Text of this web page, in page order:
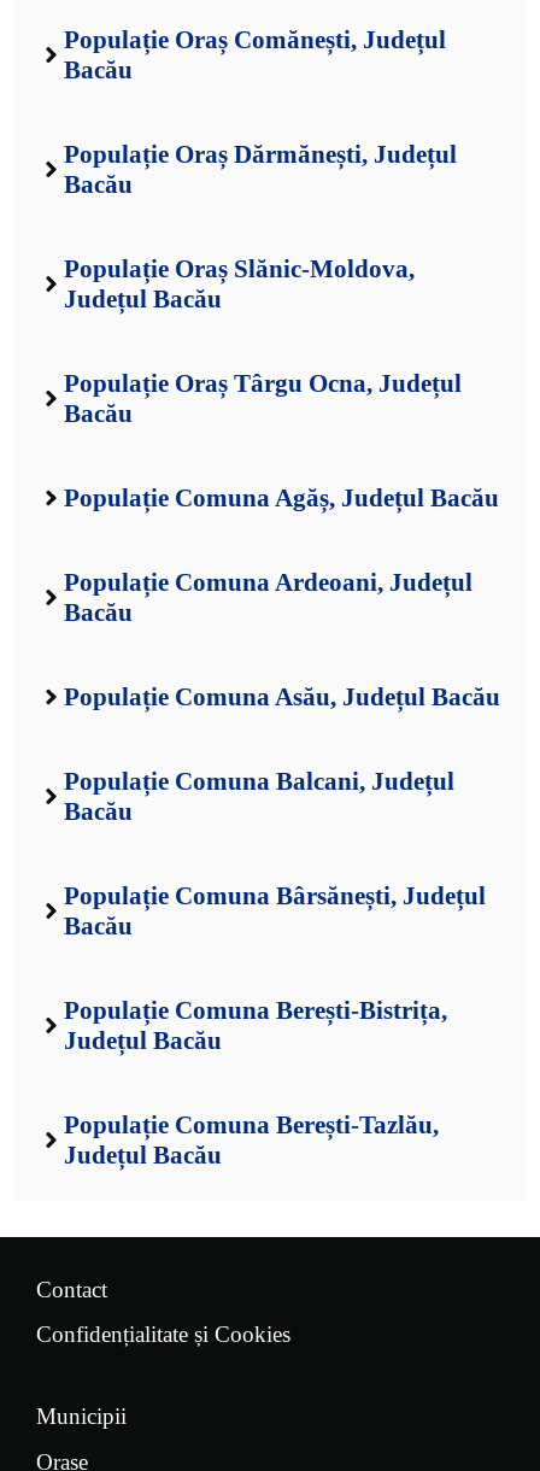
Populație Oraș Comănești, Județul
Bacău
Populație Oraș Dărmănești, Județul
Bacău
Populație Oraș Slănic-Moldova,
Județul Bacău
Populație Oraș Târgu Ocna, Județul
Bacău
Populație Comuna Agăș, Județul Bacău
Populație Comuna Ardeoani, Județul
Bacău
Populație Comuna Asău, Județul Bacău
Populație Comuna Balcani, Județul
Bacău
Populație Comuna Bârsănești, Județul
Bacău
Populație Comuna Berești-Bistrița,
Județul Bacău
Populație Comuna Berești-Tazlău,
Județul Bacău
Contact
Confidențialitate și Cookies
Municipii
Orașe